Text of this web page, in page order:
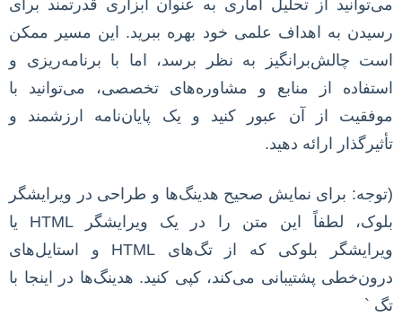
می‌توانید از تحلیل آماری به عنوان ابزاری قدرتمند برای
رسیدن به اهداف علمی خود بهره ببرید. این مسیر ممکن
است چالش‌برانگیز به نظر برسد، اما با برنامه‌ریزی و
استفاده از منابع و مشاوره‌های تخصصی، می‌توانید با
موفقیت از آن عبور کنید و یک پایان‌نامه ارزشمند و
تأثیرگذار ارائه دهید.
(توجه: برای نمایش صحیح هدینگ‌ها و طراحی در ویرایشگر
بلوک، لطفاً این متن را در یک ویرایشگر HTML یا
ویرایشگر بلوکی که از تگ‌های HTML و استایل‌های
درون‌خطی پشتیبانی می‌کند، کپی کنید. هدینگ‌ها در اینجا با
تگ `